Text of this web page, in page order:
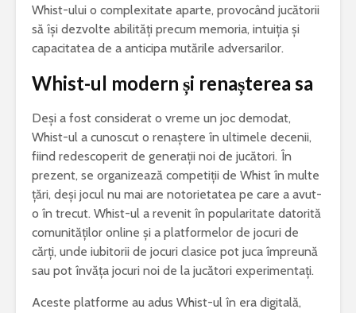
Whist-ului o complexitate aparte, provocând jucătorii
să își dezvolte abilități precum memoria, intuiția și
capacitatea de a anticipa mutările adversarilor.
Whist-ul modern și renașterea sa
Deși a fost considerat o vreme un joc demodat,
Whist-ul a cunoscut o renaștere în ultimele decenii,
fiind redescoperit de generații noi de jucători. În
prezent, se organizează competiții de Whist în multe
țări, deși jocul nu mai are notorietatea pe care a avut-
o în trecut. Whist-ul a revenit în popularitate datorită
comunităților online și a platformelor de jocuri de
cărți, unde iubitorii de jocuri clasice pot juca împreună
sau pot învăța jocuri noi de la jucători experimentați.
Aceste platforme au adus Whist-ul în era digitală,